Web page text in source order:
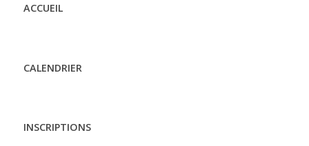
ACCUEIL
CALENDRIER
INSCRIPTIONS